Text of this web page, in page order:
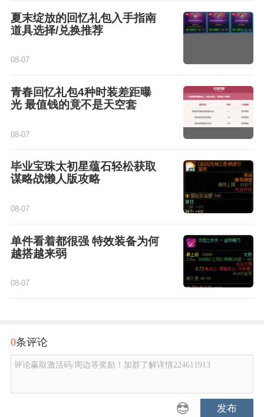
夏末绽放的回忆礼包入手指南
道具选择/兑换推荐
08-07
青春回忆礼包4种时装差距曝
光 最值钱的竟不是天空套
08-07
毕业宝珠太初星蕴石轻松获取
谋略战懒人版攻略
08-07
单件看着都很强 特效装备为何
越搭越来弱
08-07
0条评论
评论赢取激活码/周边等奖励！加群了解详情224611913
发布